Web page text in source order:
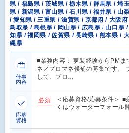
県 / 福島県 / 茨城県 / 栃木県 / 群馬県 / 埼
県 / 新潟県 / 富山県 / 石川県 / 福井県 / 山
/ 愛知県 / 三重県 / 滋賀県 / 京都府 / 大阪
鳥取県 / 島根県 / 岡山県 / 広島県 / 山口県
知県 / 福岡県 / 佐賀県 / 長崎県 / 熊本県 /
縄県
仕事
内容
■業務内容： 実装経験からPMま
ネ／プロマネ候補の募集です。
して、プロ…
応募
資格
必須
＜応募資格/応募条件＞ ■
くはウォーターフォール